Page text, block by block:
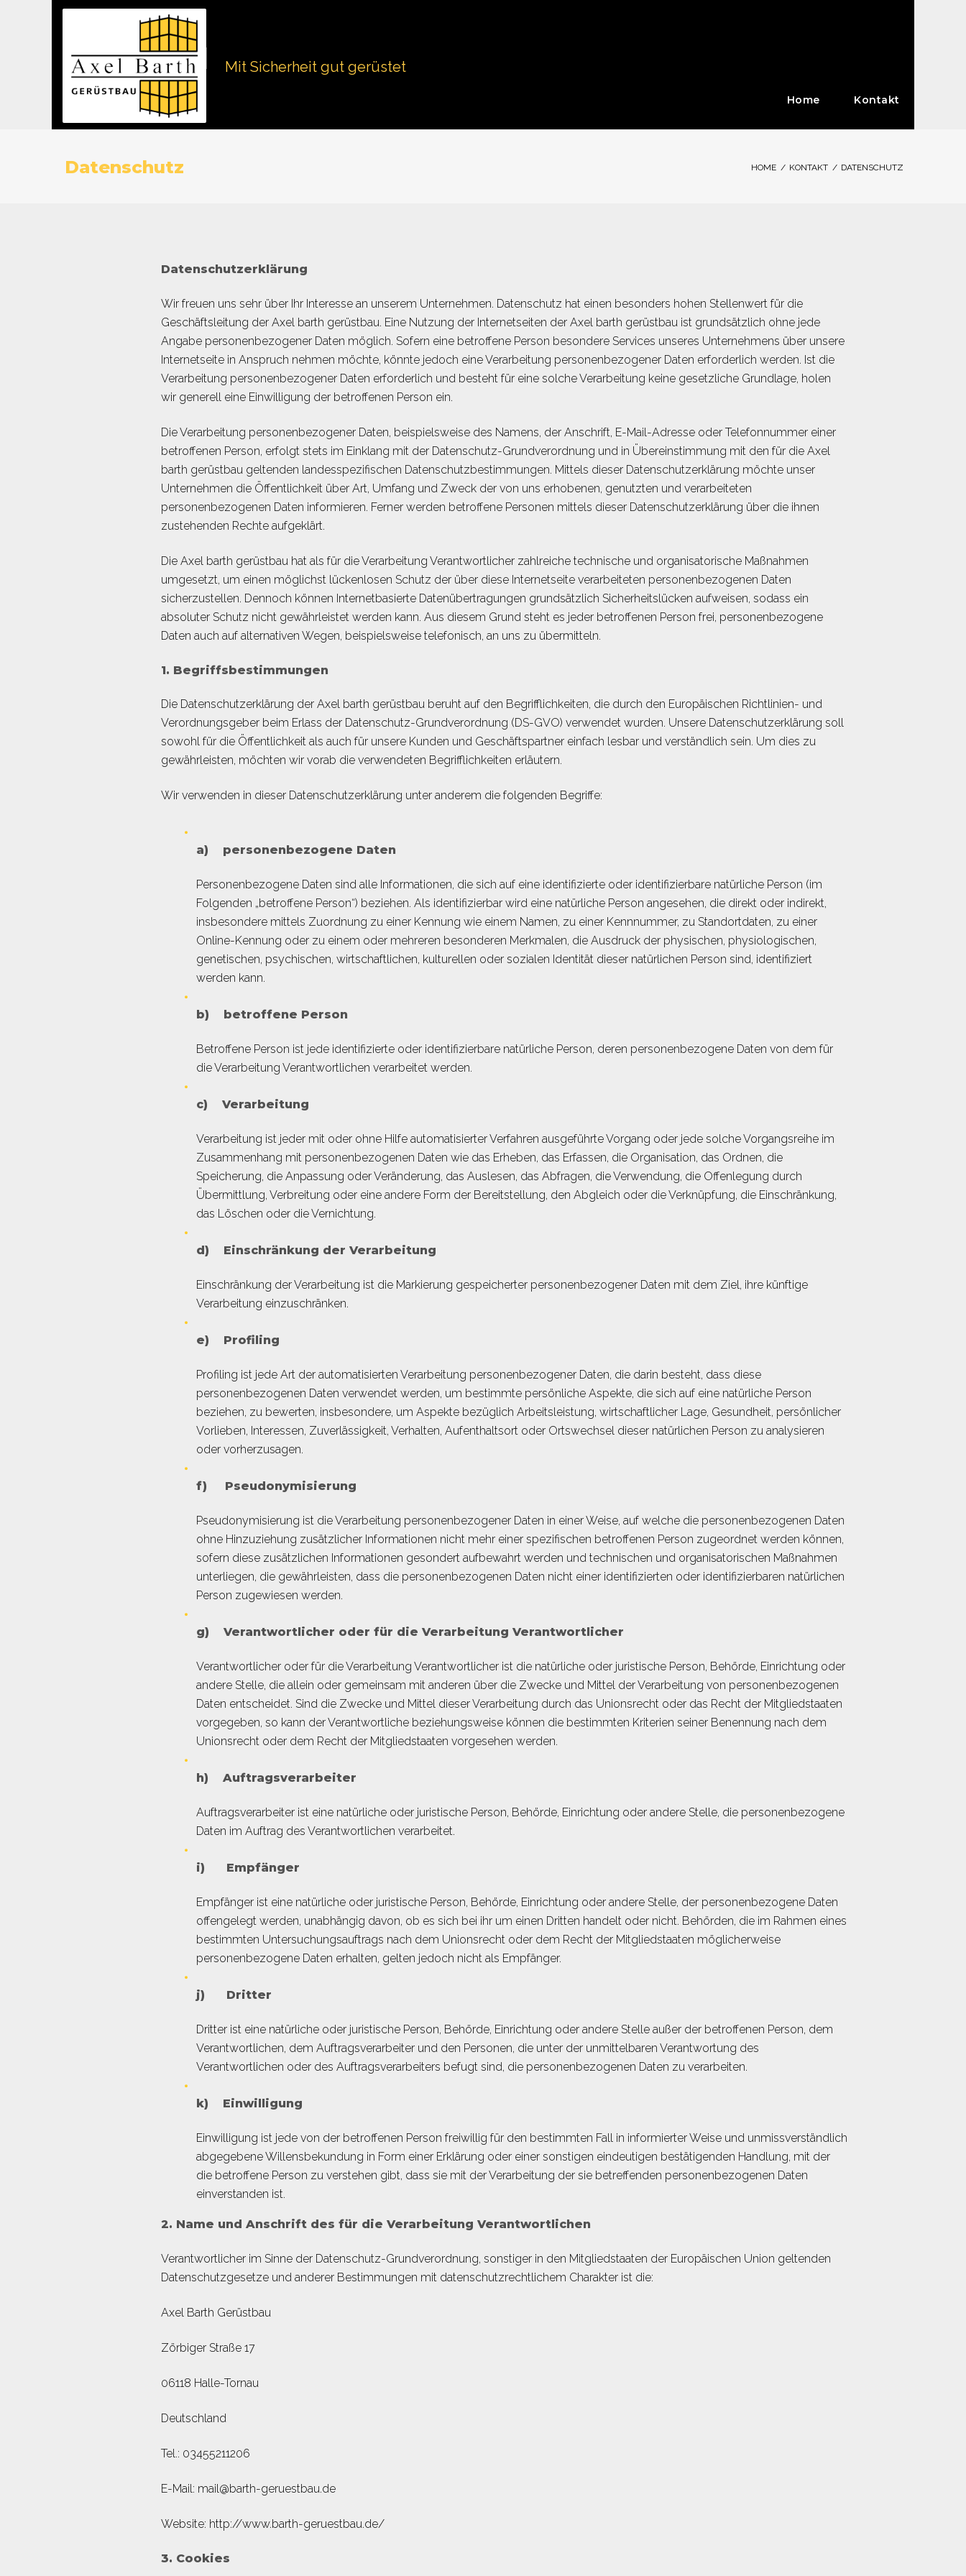
Mit Sicherheit gut gerüstet
Home Kontakt
Datenschutz HOME / KONTAKT / DATENSCHUTZ
Datenschutz
Datenschutzerklärung
Wir freuen uns sehr über Ihr Interesse an unserem Unternehmen. Datenschutz hat einen besonders hohen Stellenwert für die
Geschäftsleitung der Axel barth gerüstbau. Eine Nutzung der Internetseiten der Axel barth gerüstbau ist grundsätzlich ohne jede
Angabe personenbezogener Daten möglich. Sofern eine betroffene Person besondere Services unseres Unternehmens über unsere
Internetseite in Anspruch nehmen möchte, könnte jedoch eine Verarbeitung personenbezogener Daten erforderlich werden. Ist die
Verarbeitung personenbezogener Daten erforderlich und besteht für eine solche Verarbeitung keine gesetzliche Grundlage, holen
wir generell eine Einwilligung der betroffenen Person ein.
Die Verarbeitung personenbezogener Daten, beispielsweise des Namens, der Anschrift, E-Mail-Adresse oder Telefonnummer einer
betroffenen Person, erfolgt stets im Einklang mit der Datenschutz-Grundverordnung und in Übereinstimmung mit den für die Axel
barth gerüstbau geltenden landesspezifischen Datenschutzbestimmungen. Mittels dieser Datenschutzerklärung möchte unser
Unternehmen die Öffentlichkeit über Art, Umfang und Zweck der von uns erhobenen, genutzten und verarbeiteten
personenbezogenen Daten informieren. Ferner werden betroffene Personen mittels dieser Datenschutzerklärung über die ihnen
zustehenden Rechte aufgeklärt.
Die Axel barth gerüstbau hat als für die Verarbeitung Verantwortlicher zahlreiche technische und organisatorische Maßnahmen
umgesetzt, um einen möglichst lückenlosen Schutz der über diese Internetseite verarbeiteten personenbezogenen Daten
sicherzustellen. Dennoch können Internetbasierte Datenübertragungen grundsätzlich Sicherheitslücken aufweisen, sodass ein
absoluter Schutz nicht gewährleistet werden kann. Aus diesem Grund steht es jeder betroffenen Person frei, personenbezogene
Daten auch auf alternativen Wegen, beispielsweise telefonisch, an uns zu übermitteln.
1. Begriffsbestimmungen
Die Datenschutzerklärung der Axel barth gerüstbau beruht auf den Begrifflichkeiten, die durch den Europäischen Richtlinien- und
Verordnungsgeber beim Erlass der Datenschutz-Grundverordnung (DS-GVO) verwendet wurden. Unsere Datenschutzerklärung soll
sowohl für die Öffentlichkeit als auch für unsere Kunden und Geschäftspartner einfach lesbar und verständlich sein. Um dies zu
gewährleisten, möchten wir vorab die verwendeten Begrifflichkeiten erläutern.
Wir verwenden in dieser Datenschutzerklärung unter anderem die folgenden Begriffe:
a) personenbezogene Daten
Personenbezogene Daten sind alle Informationen, die sich auf eine identifizierte oder identifizierbare natürliche Person (im
Folgenden „betroffene Person“) beziehen. Als identifizierbar wird eine natürliche Person angesehen, die direkt oder indirekt,
insbesondere mittels Zuordnung zu einer Kennung wie einem Namen, zu einer Kennnummer, zu Standortdaten, zu einer
Online-Kennung oder zu einem oder mehreren besonderen Merkmalen, die Ausdruck der physischen, physiologischen,
genetischen, psychischen, wirtschaftlichen, kulturellen oder sozialen Identität dieser natürlichen Person sind, identifiziert
werden kann.
b) betroffene Person
Betroffene Person ist jede identifizierte oder identifizierbare natürliche Person, deren personenbezogene Daten von dem für
die Verarbeitung Verantwortlichen verarbeitet werden.
c) Verarbeitung
Verarbeitung ist jeder mit oder ohne Hilfe automatisierter Verfahren ausgeführte Vorgang oder jede solche Vorgangsreihe im
Zusammenhang mit personenbezogenen Daten wie das Erheben, das Erfassen, die Organisation, das Ordnen, die
Speicherung, die Anpassung oder Veränderung, das Auslesen, das Abfragen, die Verwendung, die Offenlegung durch
Übermittlung, Verbreitung oder eine andere Form der Bereitstellung, den Abgleich oder die Verknüpfung, die Einschränkung,
das Löschen oder die Vernichtung.
d) Einschränkung der Verarbeitung
Einschränkung der Verarbeitung ist die Markierung gespeicherter personenbezogener Daten mit dem Ziel, ihre künftige
Verarbeitung einzuschränken.
e) Profiling
Profiling ist jede Art der automatisierten Verarbeitung personenbezogener Daten, die darin besteht, dass diese
personenbezogenen Daten verwendet werden, um bestimmte persönliche Aspekte, die sich auf eine natürliche Person
beziehen, zu bewerten, insbesondere, um Aspekte bezüglich Arbeitsleistung, wirtschaftlicher Lage, Gesundheit, persönlicher
Vorlieben, Interessen, Zuverlässigkeit, Verhalten, Aufenthaltsort oder Ortswechsel dieser natürlichen Person zu analysieren
oder vorherzusagen.
f) Pseudonymisierung
Pseudonymisierung ist die Verarbeitung personenbezogener Daten in einer Weise, auf welche die personenbezogenen Daten
ohne Hinzuziehung zusätzlicher Informationen nicht mehr einer spezifischen betroffenen Person zugeordnet werden können,
sofern diese zusätzlichen Informationen gesondert aufbewahrt werden und technischen und organisatorischen Maßnahmen
unterliegen, die gewährleisten, dass die personenbezogenen Daten nicht einer identifizierten oder identifizierbaren natürlichen
Person zugewiesen werden.
g) Verantwortlicher oder für die Verarbeitung Verantwortlicher
Verantwortlicher oder für die Verarbeitung Verantwortlicher ist die natürliche oder juristische Person, Behörde, Einrichtung oder
andere Stelle, die allein oder gemeinsam mit anderen über die Zwecke und Mittel der Verarbeitung von personenbezogenen
Daten entscheidet. Sind die Zwecke und Mittel dieser Verarbeitung durch das Unionsrecht oder das Recht der Mitgliedstaaten
vorgegeben, so kann der Verantwortliche beziehungsweise können die bestimmten Kriterien seiner Benennung nach dem
Unionsrecht oder dem Recht der Mitgliedstaaten vorgesehen werden.
h) Auftragsverarbeiter
Auftragsverarbeiter ist eine natürliche oder juristische Person, Behörde, Einrichtung oder andere Stelle, die personenbezogene
Daten im Auftrag des Verantwortlichen verarbeitet.
i) Empfänger
Empfänger ist eine natürliche oder juristische Person, Behörde, Einrichtung oder andere Stelle, der personenbezogene Daten
offengelegt werden, unabhängig davon, ob es sich bei ihr um einen Dritten handelt oder nicht. Behörden, die im Rahmen eines
bestimmten Untersuchungsauftrags nach dem Unionsrecht oder dem Recht der Mitgliedstaaten möglicherweise
personenbezogene Daten erhalten, gelten jedoch nicht als Empfänger.
j) Dritter
Dritter ist eine natürliche oder juristische Person, Behörde, Einrichtung oder andere Stelle außer der betroffenen Person, dem
Verantwortlichen, dem Auftragsverarbeiter und den Personen, die unter der unmittelbaren Verantwortung des
Verantwortlichen oder des Auftragsverarbeiters befugt sind, die personenbezogenen Daten zu verarbeiten.
k) Einwilligung
Einwilligung ist jede von der betroffenen Person freiwillig für den bestimmten Fall in informierter Weise und unmissverständlich
abgegebene Willensbekundung in Form einer Erklärung oder einer sonstigen eindeutigen bestätigenden Handlung, mit der
die betroffene Person zu verstehen gibt, dass sie mit der Verarbeitung der sie betreffenden personenbezogenen Daten
einverstanden ist.
2. Name und Anschrift des für die Verarbeitung Verantwortlichen
Verantwortlicher im Sinne der Datenschutz-Grundverordnung, sonstiger in den Mitgliedstaaten der Europäischen Union geltenden
Datenschutzgesetze und anderer Bestimmungen mit datenschutzrechtlichem Charakter ist die:
Axel Barth Gerüstbau
Zörbiger Straße 17
06118 Halle-Tornau
Deutschland
Tel.: 03455211206
E-Mail: mail@barth-geruestbau.de
Website: http://www.barth-geruestbau.de/
3. Cookies